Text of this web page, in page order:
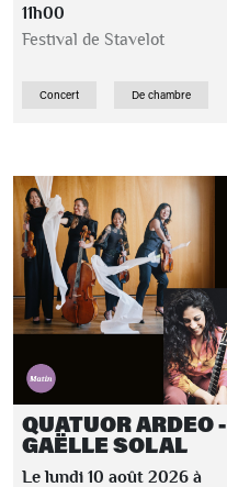
11h00
Festival de Stavelot
Concert De chambre
QUATUOR ARDEO -
GAËLLE SOLAL
Le lundi 10 août 2026 à